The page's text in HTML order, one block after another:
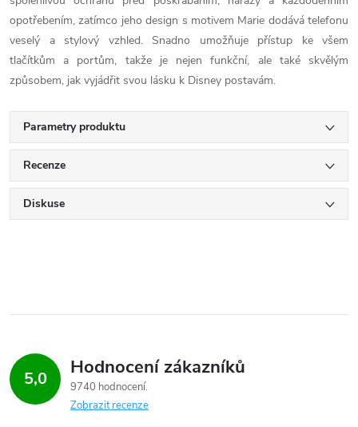
opotřebením, zatímco jeho design s motivem Marie dodává telefonu
veselý a stylový vzhled. Snadno umožňuje přístup ke všem
tlačítkům a portům, takže je nejen funkční, ale také skvělým
způsobem, jak vyjádřit svou lásku k Disney postavám.
Parametry produktu
Recenze
Diskuse
5,0 Hodnocení zákazníků
9740 hodnocení
Zobrazit recenze